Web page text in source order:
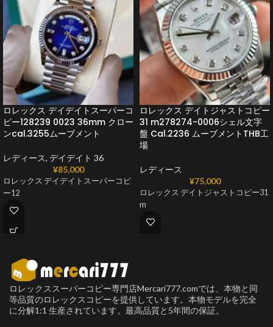
ロレックス デイデイトスーパーコ
ピー128239 0023 36mm クロー
ンcal.3255ムーブメント
レディース, デイデイト 36
¥85,000
ロレックス デイデイトスーパーコピ
ー12
ロレックス デイトジャストコピー
31 m278274-0006シェル文字
盤 Cal.2236 ムーブメントTHB工
場
レディース
¥75,000
ロレックス デイトジャストコピー31
m
ロレックススーパーコピー専門店Mercari777.comでは、本物と同
等品質のロレックスコピーを提供しています。本物モデルを完全
に分解1:1 生産されています。最高品質と5年間の保証。